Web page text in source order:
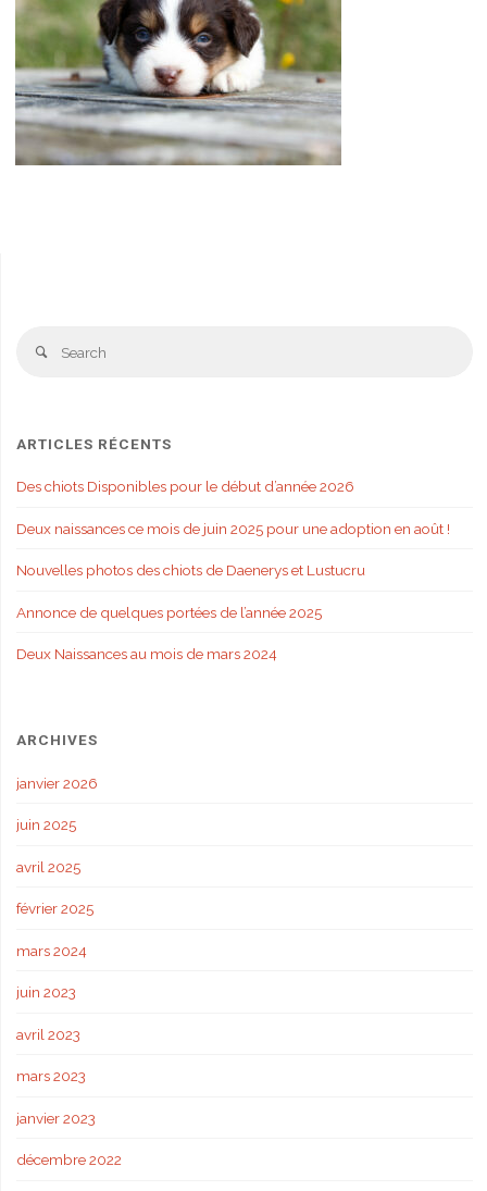
Search
ARTICLES RÉCENTS
Des chiots Disponibles pour le début d’année 2026
Deux naissances ce mois de juin 2025 pour une adoption en août !
Nouvelles photos des chiots de Daenerys et Lustucru
Annonce de quelques portées de l’année 2025
Deux Naissances au mois de mars 2024
ARCHIVES
janvier 2026
juin 2025
avril 2025
février 2025
mars 2024
juin 2023
avril 2023
mars 2023
janvier 2023
décembre 2022